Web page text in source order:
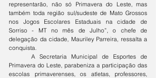
representarão, não só Primavera do Leste, mas
também toda região sul/sudeste de Mato Grossos
nos Jogos Escolares Estaduais na cidade de
Sorriso - MT no mês de Julho”, o chefe de
delegação da cidade, Mauriley Parreira, ressalta a
conquista.
Primavera do Leste, parabeniza a participação das
escolas primaverenses, os atletas, professores,